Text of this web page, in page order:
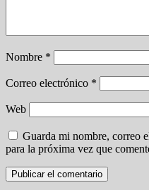
Nombre *
Correo electrónico *
Web
Guarda mi nombre, correo
para la próxima vez que